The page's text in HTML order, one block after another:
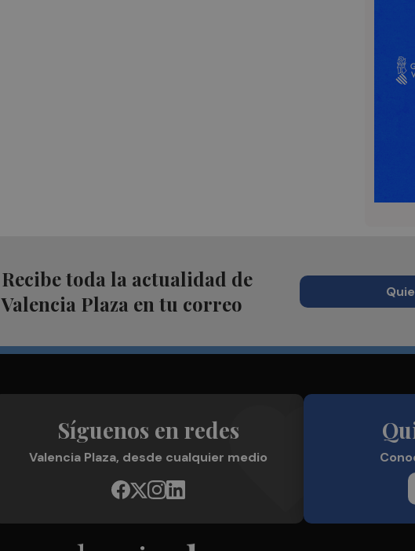
Recibe toda la actualidad de
Valencia Plaza en tu correo
Síguenos en redes
Valencia Plaza, desde cualquier medio